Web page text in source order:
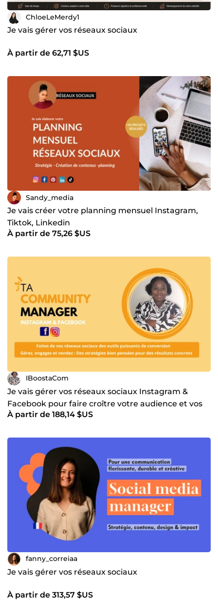
ChloeLeMerdy1
Je vais gérer vos réseaux sociaux
À partir de 62,71 $US
Sandy_media
Je vais créer votre planning mensuel Instagram,
Tiktok, Linkedin
À partir de 75,26 $US
IBoostaCom
Je vais gérer vos réseaux sociaux Instagram &
Facebook pour faire croître votre audience et vos
résultats
À partir de 188,14 $US
fanny_correiaa
Je vais gérer vos réseaux sociaux
À partir de 313,57 $US